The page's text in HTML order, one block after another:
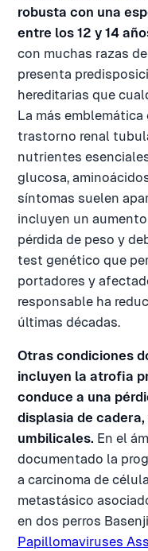
robusta con una
entre los 12 y 14
con muchas razas
presenta
hereditarias que
La más emblemática
trastorno renal
nutrientes
glucosa,
síntomas suelen
incluyen un
pérdida de peso y
test genético que
portadores y
responsable ha
últimas décadas.
Otras condiciones
incluyen la atrofia
conduce a una
displasia de
umbilicales. En el
documentado la
a carcinoma de
metastásico
en dos perros
Papillomaviruses